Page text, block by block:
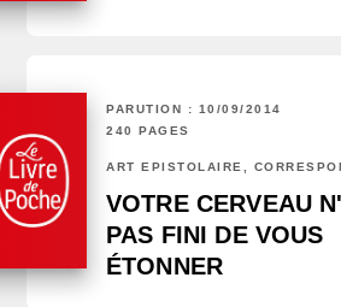
PARUTION : 10/09/2014
240 PAGES
ART ÉPISTOLAIRE,
VOTRE CERVEAU
PAS FINI DE VOUS
ÉTONNER